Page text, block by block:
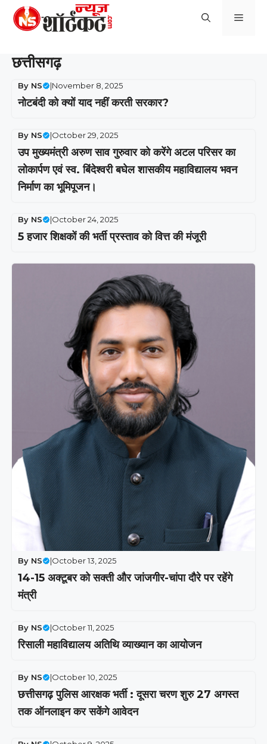
Skip
छत्तीसगढ़
By NS |November 8, 2025
नोटबंदी को क्यों याद नहीं करती सरकार?
By NS |October 29, 2025
उप मुख्यमंत्री अरुण साव गुरुवार को करेंगे अटल परिसर का
लोकार्पण एवं स्व. बिंदेश्वरी बघेल शासकीय महाविद्यालय भवन
निर्माण का भूमिपूजन।
By NS |October 24, 2025
5 हजार शिक्षकों की भर्ती प्रस्ताव को वित्त की मंजूरी
By NS |October 13, 2025
14-15 अक्टूबर को सक्ती और जांजगीर-चांपा दौरे पर रहेंगे
मंत्री
By NS |October 11, 2025
रिसाली महाविद्यालय अतिथि व्याख्यान का आयोजन
By NS |October 10, 2025
छत्तीसगढ़ पुलिस आरक्षक भर्ती : दूसरा चरण शुरु 27 अगस्त
तक ऑनलाइन कर सकेंगे आवेदन